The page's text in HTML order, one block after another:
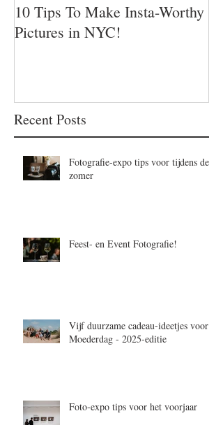
10 Tips To Make Insta-Worthy
Pictures in NYC!
Recent Posts
Fotografie-expo tips voor tijdens de
zomer
Feest- en Event Fotografie!
Vijf duurzame cadeau-ideetjes voor
Moederdag - 2025-editie
Foto-expo tips voor het voorjaar